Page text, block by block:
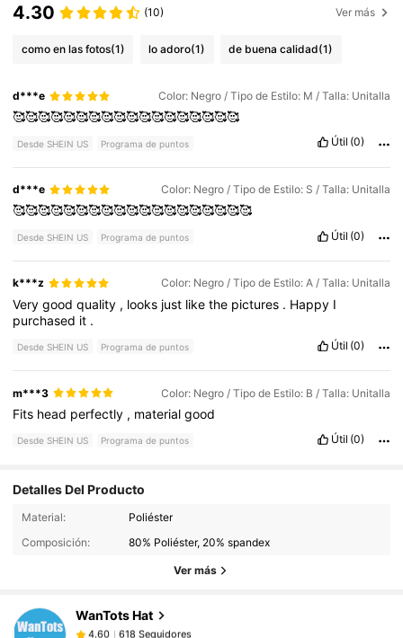
4.30 (10) Ver más
como en las fotos(1) lo adoro(1) de buena calidad(1)
d***e Color: Negro / Tipo de Estilo: M / Talla: Unitalla
🥰🥰🥰🥰🥰🥰🥰🥰🥰🥰🥰🥰🥰🥰🥰🥰🥰🥰
Desde SHEIN US Programa de puntos Útil (0)
d***e Color: Negro / Tipo de Estilo: S / Talla: Unitalla
🥰🥰🥰🥰🥰🥰🥰🥰🥰🥰🥰🥰🥰🥰🥰🥰🥰🥰🥰
Desde SHEIN US Programa de puntos Útil (0)
k***z Color: Negro / Tipo de Estilo: A / Talla: Unitalla
Verygoodquality , looks just likethe pictures . Happy I
purchased it .
Desde SHEIN US Programa de puntos Útil (0)
m***3 Color: Negro / Tipo de Estilo: B / Talla: Unitalla
Fits head perfectly , materialgood
Desde SHEIN US Programa de puntos Útil (0)
Detalles Del Producto
Material:
Poliéster
Composición:
80% Poliéster, 20% spandex
Ver más
WanTots Hat
4.60
618 Seguidores